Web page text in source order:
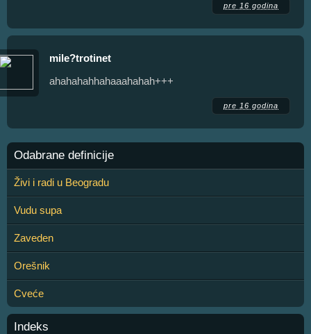
pre 16 godina
mile?trotinet
ahahahahhahaaahahah+++
pre 16 godina
Odabrane definicije
Živi i radi u Beogradu
Vudu supa
Zaveden
Orešnik
Cveće
Indeks